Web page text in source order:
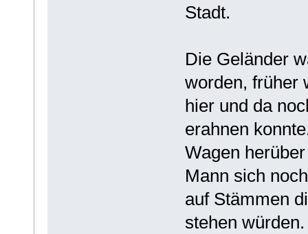
Stadt.
Die Geländer
worden, früher
hier und da
erahnen
Wagen
Mann sich
auf Stämmen
stehen